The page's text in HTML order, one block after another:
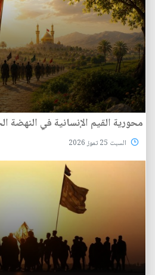
محورية القيم الإنسانية في النهضة
السبت 25 تموز 2026